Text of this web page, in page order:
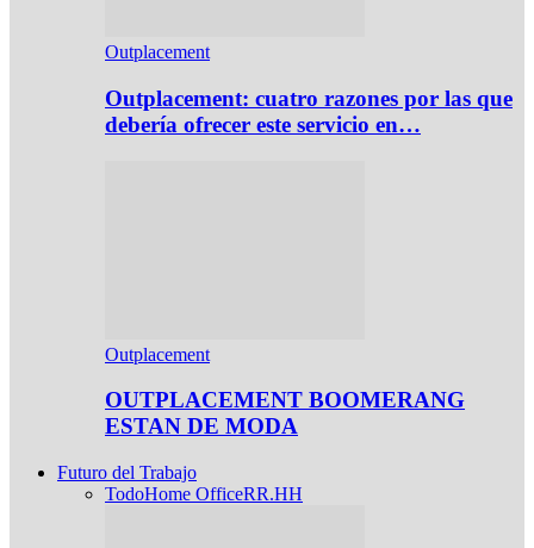
Outplacement
Outplacement: cuatro razones por las que
debería ofrecer este servicio en…
Outplacement
OUTPLACEMENT BOOMERANG
ESTAN DE MODA
Futuro del Trabajo
TodoHome OfficeRR.HH